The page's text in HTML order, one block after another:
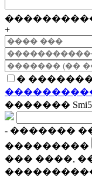
+
�
�������
- �������
���������
��� ����,